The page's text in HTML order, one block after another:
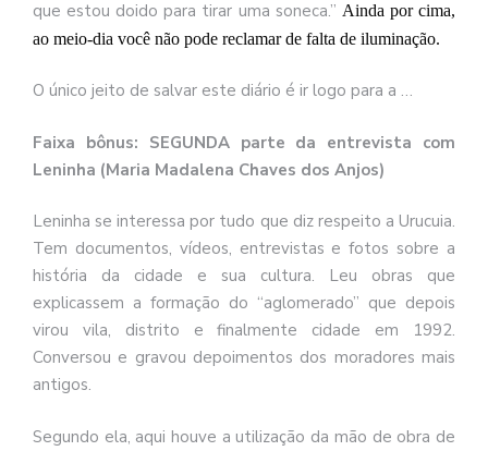
que estou doido para tirar uma soneca.” Ainda por cima,
ao meio-dia você não pode reclamar de falta de iluminação.
O único jeito de salvar este diário é ir logo para a …
Faixa bônus: SEGUNDA parte da entrevista com
Leninha (Maria Madalena Chaves dos Anjos)
Leninha se interessa por tudo que diz respeito a Urucuia.
Tem documentos, vídeos, entrevistas e fotos sobre a
história da cidade e sua cultura. Leu obras que
explicassem a formação do “aglomerado” que depois
virou vila, distrito e finalmente cidade em 1992.
Conversou e gravou depoimentos dos moradores mais
antigos.
Segundo ela, aqui houve a utilização da mão de obra de